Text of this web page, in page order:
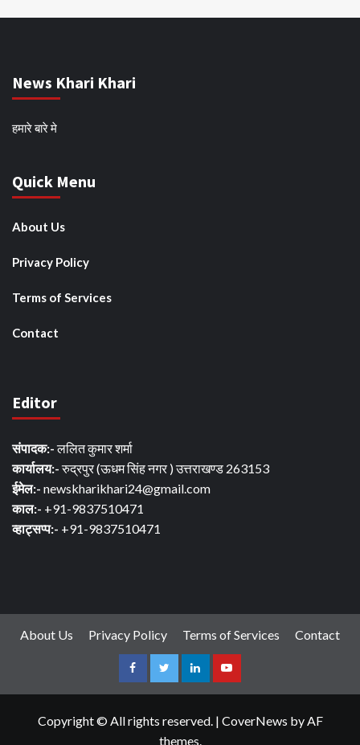
News Khari Khari
हमारे बारे मे
Quick Menu
About Us
Privacy Policy
Terms of Services
Contact
Editor
संपादक:-ललित कुमार शर्मा
कार्यालय:-रुद्रपुर (ऊधम सिंह नगर ) उत्तराखण्ड 263153
ईमेल:- newskharikhari24@gmail.com
काल:- +91-9837510471
व्हाट्सप्प:- +91-9837510471
About Us Privacy Policy Terms of Services Contact
FacebookTwitterLinkedinYoutube
Copyright © All rights reserved. | CoverNews by AF
themes.